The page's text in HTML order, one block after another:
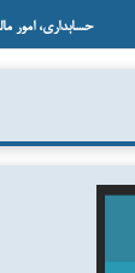
حسابداری، امور